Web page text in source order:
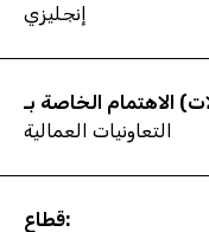
إنجليزي
التعاونيات العمالية
قطاع: